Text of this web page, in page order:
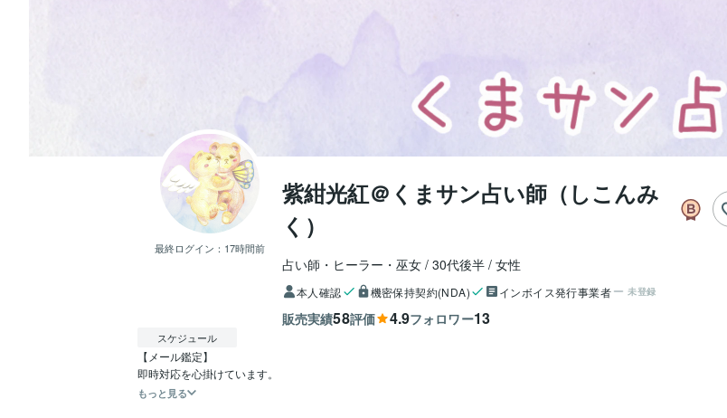
最終ログイン： 17時間前
紫紺光紅＠くまサン占い師（しこんみ
く）
占い師・ヒーラー・巫女 30代後半 女性
本人確認 機密保持契約(NDA) インボイス発行事業者 未登録
販売実績58評価 4.9フォロワー13
スケジュール
【メール鑑定】
もっと見る